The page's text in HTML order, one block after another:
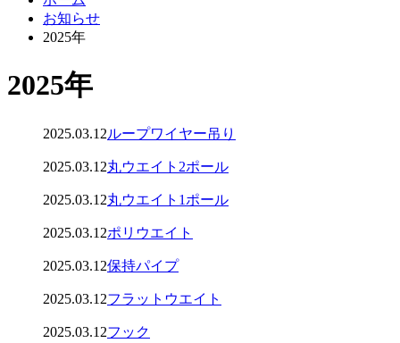
お知らせ
2025年
2025年
2025.03.12ループワイヤー吊り
2025.03.12丸ウエイト2ポール
2025.03.12丸ウエイト1ポール
2025.03.12ポリウエイト
2025.03.12保持パイプ
2025.03.12フラットウエイト
2025.03.12フック